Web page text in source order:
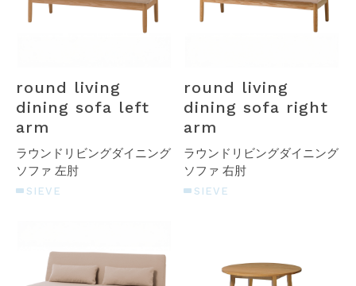
round living
dining sofa left
arm
ラウンドリビングダイニング
ソファ 左肘
SIEVE
round living
dining sofa right
arm
ラウンドリビングダイニング
ソファ 右肘
SIEVE